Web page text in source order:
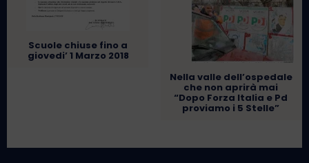
Scuole chiuse fino a
giovedi’ 1 Marzo 2018
Nella valle dell’ospedale
che non aprirà mai
“Dopo Forza Italia e Pd
proviamo i 5 Stelle”